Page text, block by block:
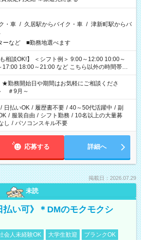
・車 / 久居駅からバイク・車 / 津新町駅からバ
ーなど ■勤務地選べます
ト例＞ 9:00～12:00 10:00～
～21:00 など こちら以外の時間帯も
ください！
勤務開始日や期間はお気軽にご相談くださ
＃9月～
/ 日払いOK / 履歴書不要 / 40～50代活躍中 / 副
/ 服装自由 / シフト勤務 / 10名以上の大量募
し / パソコンスキル不要
応募する 詳細へ
掲載日：2026.07.29
未読
払い可》＊DMのモクモクシ
会人未経験OK 大学生歓迎
ブランクOK